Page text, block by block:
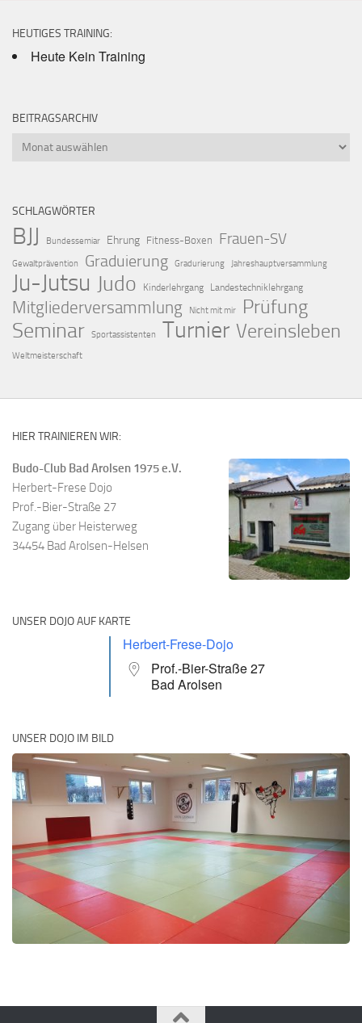
HEUTIGES TRAINING:
Heute Kein Training
BEITRAGSARCHIV
Beitragsarchiv
SCHLAGWÖRTER
BJJ Bundessemiar Ehrung Fitness-Boxen Frauen-SV
Gewaltprävention Graduierung Gradurierung Jahreshauptversammlung
Ju-Jutsu Judo Kinderlehrgang Landestechniklehrgang
Mitgliederversammlung Nicht mit mir Prüfung
Seminar Sportassistenten Turnier Vereinsleben
Weltmeisterschaft
HIER TRAINIEREN WIR:
Budo-Club Bad Arolsen 1975 e.V.
Herbert-Frese Dojo
Prof.-Bier-Straße 27
Zugang über Heisterweg
34454 Bad Arolsen-Helsen
UNSER DOJO AUF KARTE
Herbert-Frese-Dojo
Prof.-Bier-Straße 27
Bad Arolsen
UNSER DOJO IM BILD